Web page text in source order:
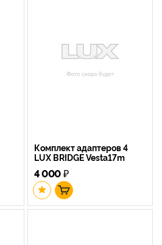
Комплект адаптеров 4
LUX BRIDGE Vesta17m
4 000₽